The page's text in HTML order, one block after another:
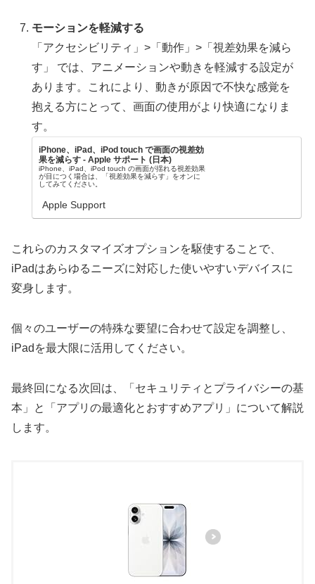
モーションを軽減する
「アクセシビリティ」>「動作」>「視差効果を減ら
す」 では、アニメーションや動きを軽減する設定が
あります。これにより、動きが原因で不快な感覚を
抱える方にとって、画面の使用がより快適になりま
す。
iPhone、iPad、iPod touch で画面の視差効
果を減らす - Apple サポート (日本)
iPhone、iPad、iPod touch の画面が揺れる視差効果
が目につく場合は、「視差効果を減らす」をオンに
してみてください。
Apple Support
これらのカスタマイズオプションを駆使することで、
iPadはあらゆるニーズに対応した使いやすいデバイスに
変身します。
個々のユーザーの特殊な要望に合わせて設定を調整し、
iPadを最大限に活用してください。
最終回になる次回は、「セキュリティとプライバシーの基
本」と「アプリの最適化とおすすめアプリ」について解説
します。